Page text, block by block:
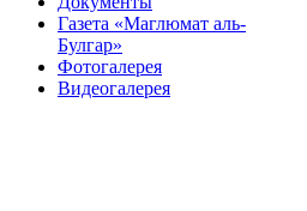
Газета «Маглюмат аль-
Булгар»
Фотогалерея
Видеогалерея